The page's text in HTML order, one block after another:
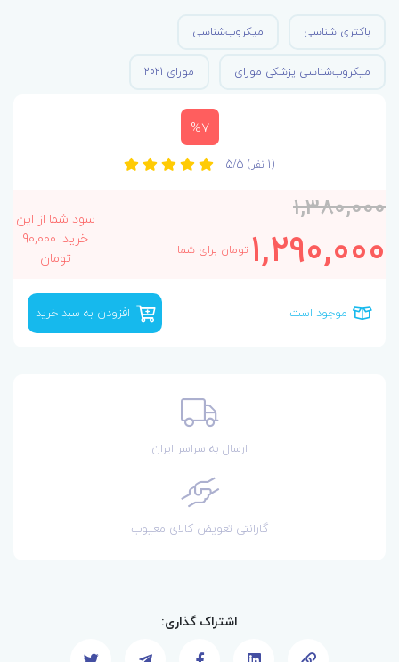
باکتری شناسی میکروب‌شناسی
میکروب‌شناسی پزشکی مورای مورای 2021
%7
5/5 (1 نفر)
1,380,000
1,290,000 تومان برای شما
سود شما از این
خرید: 90,000
تومان
موجود است افزودن به سبد خرید
ارسال به سراسر ایران
گارانتی تعویض کالای معیوب
اشتراک گذاری: